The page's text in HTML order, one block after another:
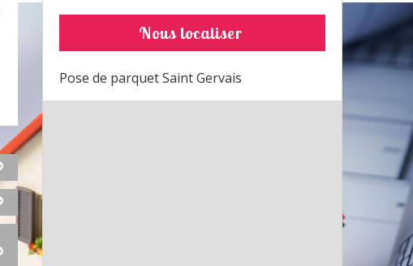
Nous localiser
Pose de parquet Saint Gervais